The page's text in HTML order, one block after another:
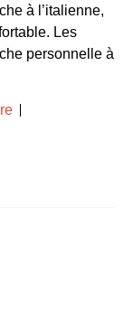
à l’italienne,
Les
personnelle à